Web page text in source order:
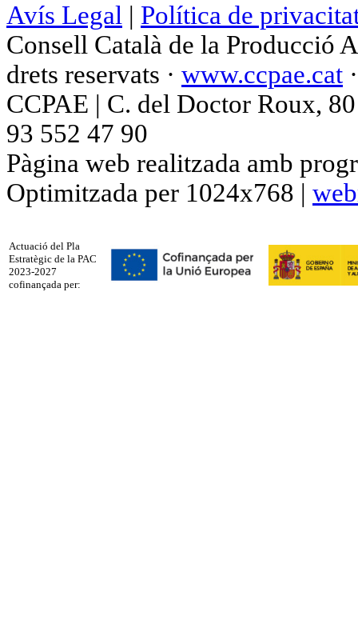
Avís Legal | Política de
Consell Català de la Producció
drets reservats · www.ccpae.cat
CCPAE | C. del Doctor Roux,
93 552 47 90
Pàgina web realitzada amb
Optimitzada per 1024x768 |
Actuació del Pla
Estratègic de la PAC
2023-2027
cofinançada per: